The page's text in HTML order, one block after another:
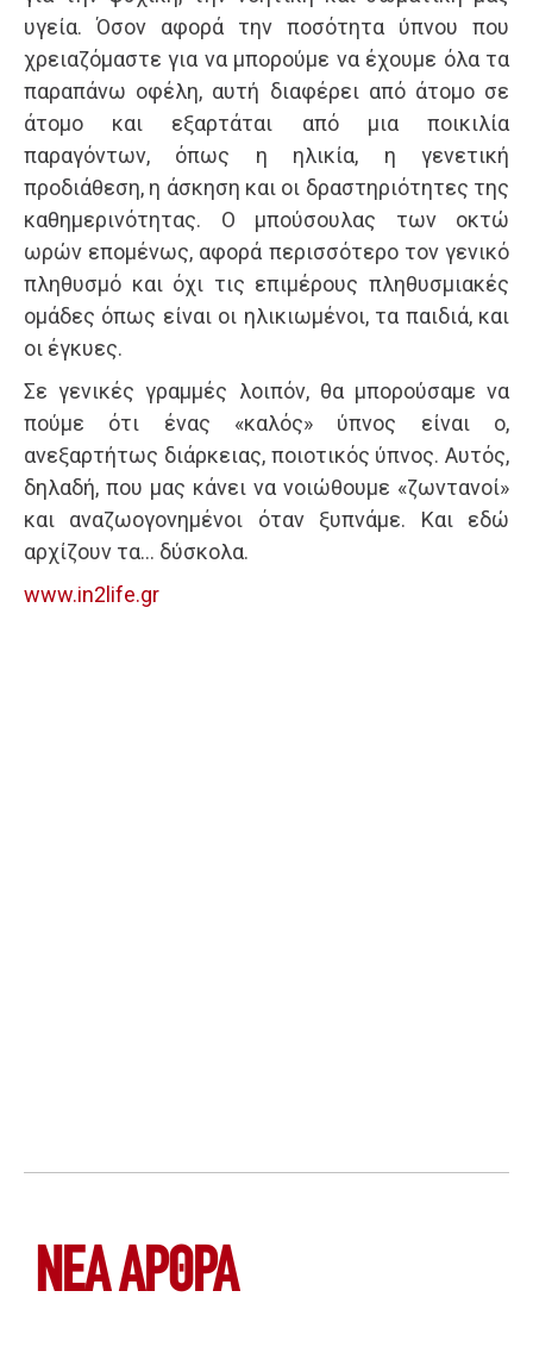
υγεία. Όσον αφορά την ποσότητα ύπνου που
χρειαζόμαστε για να μπορούμε να έχουμε όλα τα
παραπάνω οφέλη, αυτή διαφέρει από άτομο σε
άτομο και εξαρτάται από μια ποικιλία
παραγόντων, όπως η ηλικία, η γενετική
προδιάθεση, η άσκηση και οι δραστηριότητες της
καθημερινότητας. Ο μπούσουλας των οκτώ
ωρών επομένως, αφορά περισσότερο τον γενικό
πληθυσμό και όχι τις επιμέρους πληθυσμιακές
ομάδες όπως είναι οι ηλικιωμένοι, τα παιδιά, και
οι έγκυες.
Σε γενικές γραμμές λοιπόν, θα μπορούσαμε να
πούμε ότι ένας «καλός» ύπνος είναι ο,
ανεξαρτήτως διάρκειας, ποιοτικός ύπνος. Αυτός,
δηλαδή, που μας κάνει να νοιώθουμε «ζωντανοί»
και αναζωογονημένοι όταν ξυπνάμε. Και εδώ
αρχίζουν τα… δύσκολα.
www.in2life.gr
ΝΕΑ ΆΡΘΡΑ